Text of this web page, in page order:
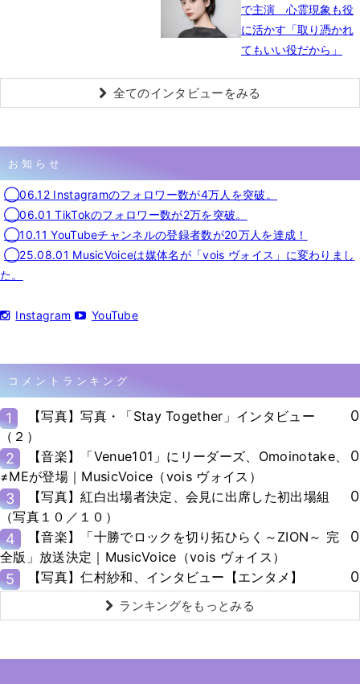
で主演 心霊現象も役
に活かす「取り憑かれ
てもいい役だから」
全てのインタビューをみる
お知らせ
◯06.12 Instagramのフォロワー数が4万人を突破。
◯06.01 TikTokのフォロワー数が2万を突破。
◯10.11 YouTubeチャンネルの登録者数が20万人を達成！
◯25.08.01 MusicVoiceは媒体名が「vois ヴォイス」に変わりまし
た。
Instagram YouTube
コメントランキング
1
【写真】写真・「Stay Together」インタビュー
（２）
0
2
【音楽】「Venue101」にリーダーズ、Omoinotake、
≠MEが登場｜MusicVoice（vois ヴォイス）
0
3
【写真】紅白出場者決定、会見に出席した初出場組
（写真１０／１０）
0
4
【音楽】「十勝でロックを切り拓ひらく～ZION～ 完
全版」放送決定｜MusicVoice（vois ヴォイス）
0
5 【写真】仁村紗和、インタビュー【エンタメ】 0
ランキングをもっとみる